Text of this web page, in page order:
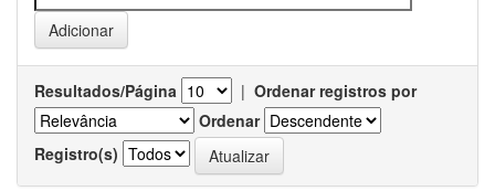
Resultados/Página | Ordenar registros por
Ordenar
Registro(s)